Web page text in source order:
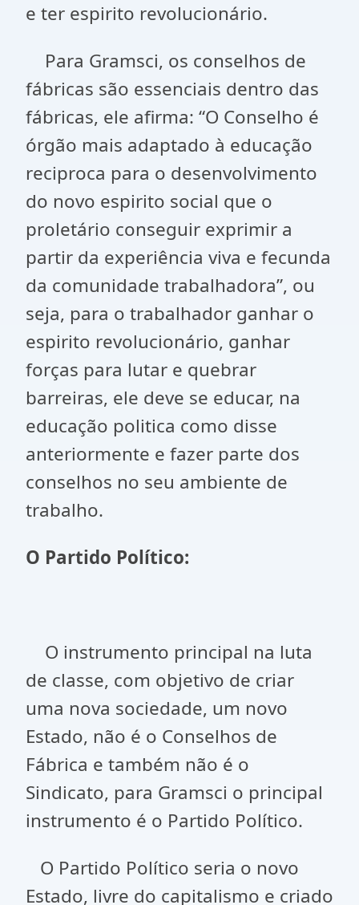
e ter espirito revolucionário.
Para Gramsci, os conselhos de
fábricas são essenciais dentro das
fábricas, ele afirma: “O Conselho é
órgão mais adaptado à educação
reciproca para o desenvolvimento
do novo espirito social que o
proletário conseguir exprimir a
partir da experiência viva e fecunda
da comunidade trabalhadora”, ou
seja, para o trabalhador ganhar o
espirito revolucionário, ganhar
forças para lutar e quebrar
barreiras, ele deve se educar, na
educação politica como disse
anteriormente e fazer parte dos
conselhos no seu ambiente de
trabalho.
O Partido Político:
O instrumento principal na luta
de classe, com objetivo de criar
uma nova sociedade, um novo
Estado, não é o Conselhos de
Fábrica e também não é o
Sindicato, para Gramsci o principal
instrumento é o Partido Político.
O Partido Político seria o novo
Estado, livre do capitalismo e criado